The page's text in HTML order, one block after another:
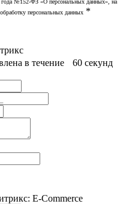
персональных данных *
в течение 60 секунд
E-Commerce